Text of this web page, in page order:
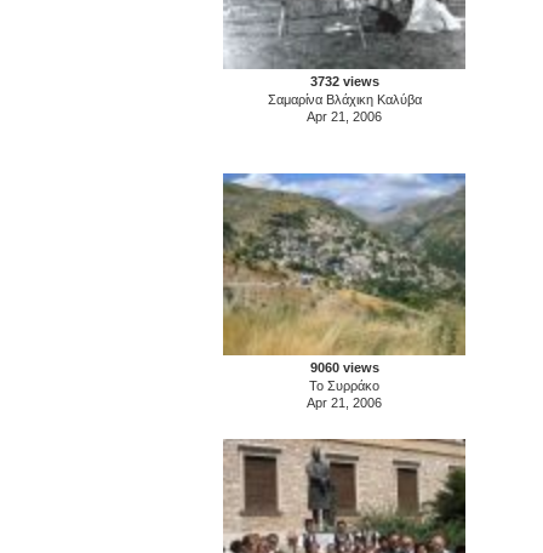
3732 views
Σαμαρίνα Βλάχικη Καλύβα
Apr 21, 2006
9060 views
Το Συρράκο
Apr 21, 2006